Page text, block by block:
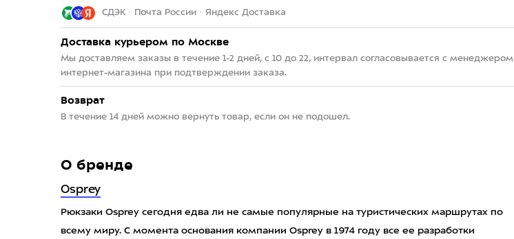
СДЭК · Почта России · Яндекс Доставка
Доставка курьером по Москве
Мы доставляем заказы в течение 1-2 дней, с 10 до 22, интервал согласовывается с менеджером
интернет-магазина при подтверждении заказа.
Возврат
В течение 14 дней можно вернуть товар, если он не подошел.
О бренде
Osprey
Рюкзаки Osprey сегодня едва ли не самые популярные на туристических маршрутах по
всему миру. С момента основания компании Osprey в 1974 году все ее разработки